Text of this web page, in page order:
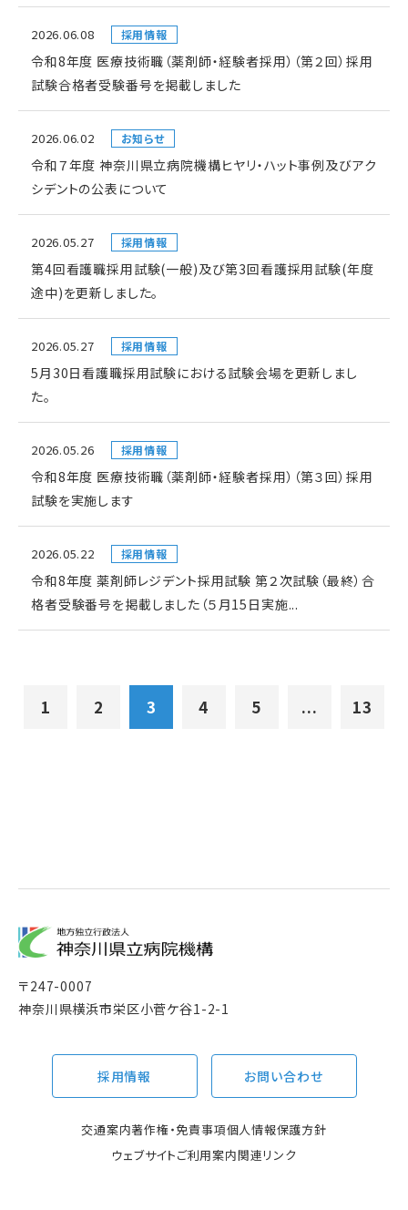
2026.06.08 採用情報
令和8年度 医療技術職（薬剤師・経験者採用）（第２回）採用
試験合格者受験番号を掲載しました
2026.06.02 お知らせ
令和７年度 神奈川県立病院機構ヒヤリ・ハット事例及びアク
シデントの公表について
2026.05.27 採用情報
第4回看護職採用試験(一般)及び第3回看護採用試験(年度
途中)を更新しました。
2026.05.27 採用情報
5月30日看護職採用試験における試験会場を更新しまし
た。
2026.05.26 採用情報
令和8年度 医療技術職（薬剤師・経験者採用）（第３回）採用
試験を実施します
2026.05.22 採用情報
令和8年度 薬剤師レジデント採用試験 第２次試験（最終）合
格者受験番号を掲載しました（５月15日実施...
1 2 3 4 5 ... 13
〒247-0007
神奈川県横浜市栄区小菅ケ谷1-2-1
採用情報 お問い合わせ
交通案内著作権・免責事項個人情報保護方針
ウェブサイトご利用案内関連リンク